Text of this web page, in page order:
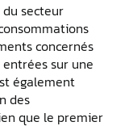
secteur
concernés
sur une
également
des
que le premier